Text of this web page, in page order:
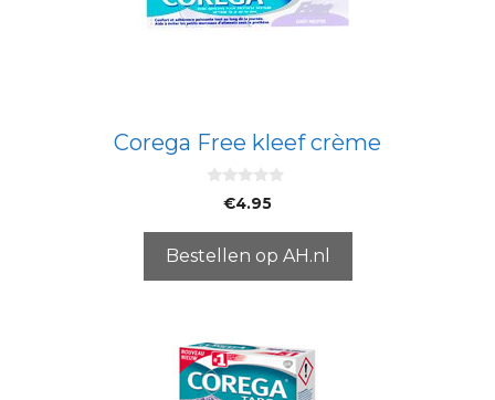
Corega Free kleef crème
5
€4.95
Bestellen op AH.nl